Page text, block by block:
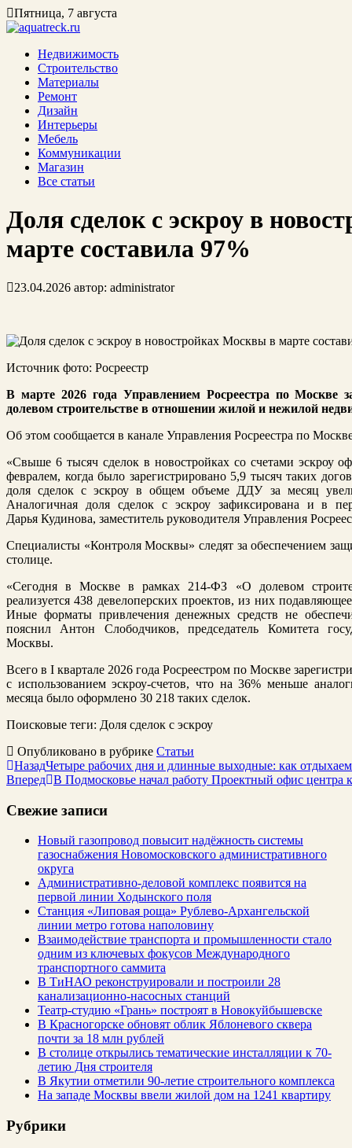
Пятница, 7 августа
Недвижимость
Строительство
Материалы
Ремонт
Дизайн
Интерьеры
Мебель
Коммуникации
Магазин
Все статьи
Доля сделок с эскроу в
марте составила 97%
23.04.2026 автор: administrator
Источник фото: Росреестр
В марте 2026 года Управлением Росреестра по Москве
долевом строительстве в отношении жилой и нежилой
Об этом сообщается в канале Управления Росреестра по
«Свыше 6 тысяч сделок в новостройках со счетами эскроу
февралем, когда было зарегистрировано 5,9 тысяч таких
доля сделок с эскроу в общем объеме ДДУ за месяц
Аналогичная доля сделок с эскроу зафиксирована и в
Дарья Кудинова, заместитель руководителя Управления
Специалисты «Контроля Москвы» следят за обеспечением
столице.
«Сегодня в Москве в рамках 214-ФЗ «О долевом
реализуется 438 девелоперских проектов, из них
Иные форматы привлечения денежных средств не
пояснил Антон Слободчиков, председатель Комитета
Москвы.
Всего в I квартале 2026 года Росреестром по Москве
с использованием эскроу-счетов, что на 36% меньше
месяца было оформлено 30 218 таких сделок.
Поисковые теги: Доля сделок с эскроу
Опубликовано в рубрике Статьи
НазадЧетыре рабочих дня и длинные выходные: как
Вперед В Подмосковье начал работу Проектный офис центра
Свежие записи
Новый газопровод повысит надёжность системы
газоснабжения Новомосковского административного
округа
Административно-деловой комплекс появится на
первой линии Ходынского поля
Станция «Липовая роща» Рублево-Архангельской
линии метро готова наполовину
Взаимодействие транспорта и промышленности стало
одним из ключевых фокусов Международного
транспортного саммита
В ТиНАО реконструировали и построили 28
канализационно-насосных станций
Театр-студию «Грань» построят в Новокуйбышевске
В Красногорске обновят облик Яблоневого сквера
почти за 18 млн рублей
В столице открылись тематические инсталляции к 70-
летию Дня строителя
В Якутии отметили 90-летие строительного комплекса
На западе Москвы ввели жилой дом на 1241 квартиру
Рубрики